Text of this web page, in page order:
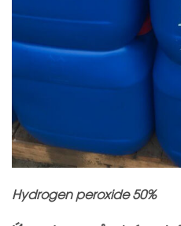
Hydrogen peroxide 50%